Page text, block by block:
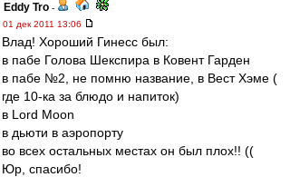
Eddy Tro -
01 дек 2011 13:06
Влад! Хороший Гинесс был:
в пабе Голова Шекспира в Ковент Гарден
в пабе №2, не помню название, в Вест Хэме (
где 10-ка за блюдо и напиток)
в Lord Moon
в дьюти в аэропорту
во всех остальных местах он был плох!! ((
Юр, спасибо!